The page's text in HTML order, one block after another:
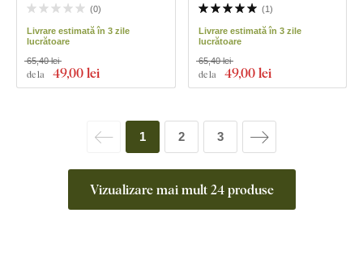
(0)
Livrare estimată în 3 zile
lucrătoare
de la 49,00 lei
65,40 lei
(1 )
Livrare estimată în 3 zile
lucrătoare
de la 49,00 lei
65,40 lei
Vizualizare mai mult 24 produse
1 2 3